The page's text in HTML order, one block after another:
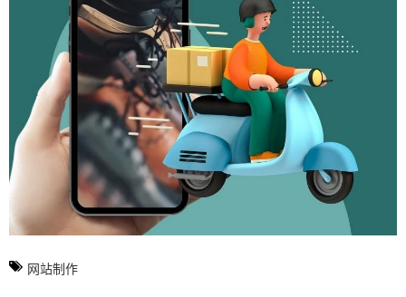
网站制作